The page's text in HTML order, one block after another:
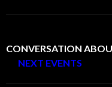
CONVERSATION
NEXT EVENTS